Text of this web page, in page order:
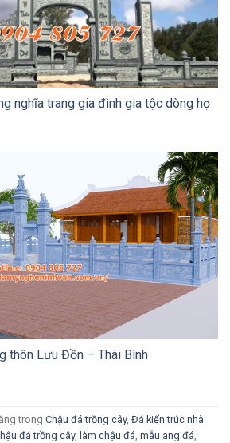
nghĩa trang gia đình gia tộc dòng họ
thôn Lưu Đồn – Thái Bình
trong Chậu đá trồng cây, Đá kiến trúc nhà
đá trồng cây, làm chậu đá, mẫu ang đá,